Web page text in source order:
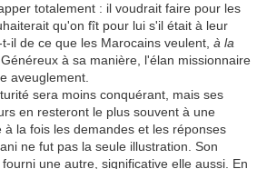
totalement : il voudrait faire pour les
qu'on fît pour lui s'il était à leur
il de ce que les Marocains veulent, à la
à sa manière, l'élan missionnaire
aveuglement.
sera moins conquérant, mais ses
en resteront le plus souvent à une
à la fois les demandes et les réponses
ne fut pas la seule illustration. Son
une autre, significative elle aussi. En